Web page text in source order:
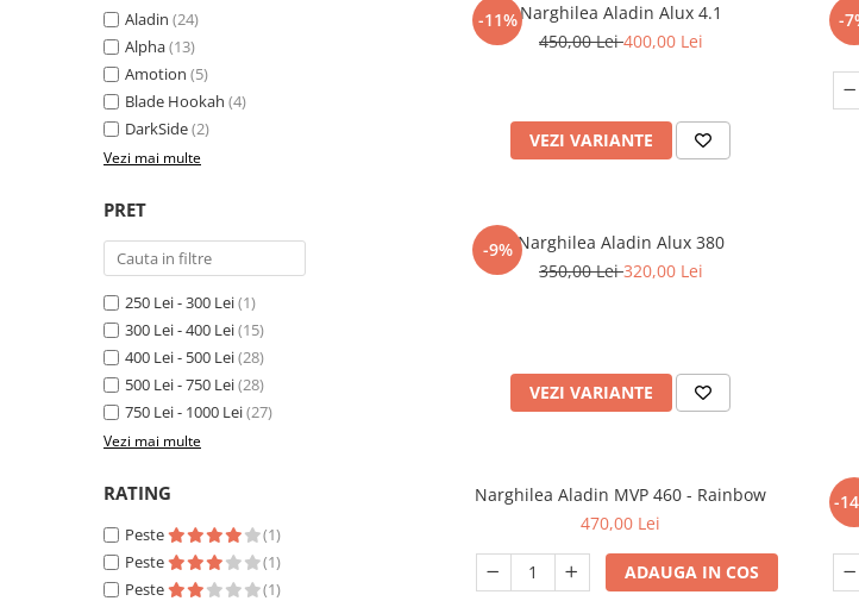
Aladin (24)
Alpha(13)
Amotion (5)
Blade Hookah (4)
DarkSide(2)
Vezi mai multe
PRET
250 Lei - 300 Lei(1)
300 Lei - 400 Lei(15)
400 Lei - 500 Lei(28)
500 Lei - 750 Lei(28)
750 Lei - 1000 Lei(27)
Vezi mai multe
RATING
Peste
(1)
Peste
(1)
Peste
(1)
-11%Narghilea Aladin Alux 4.1
450,00 Lei400,00 Lei
VEZI VARIANTE
-
-9% Narghilea Aladin Alux 380
350,00 Lei320,00 Lei
VEZI VARIANTE
Narghilea Aladin MVP 460 - Rainbow
470,00 Lei
ADAUGA IN COS
-